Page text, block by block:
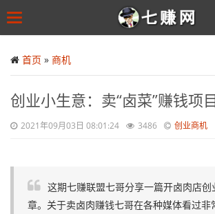
to
main
Toggle
首页 » 商机
创业小生意：卖“卤菜”赚钱项
2021年09月03日 08:01:24 3486 创业商机
这期七赚联盟七哥分享一篇开卤肉店
章。关于卖卤肉赚钱七哥在各种媒体看过非